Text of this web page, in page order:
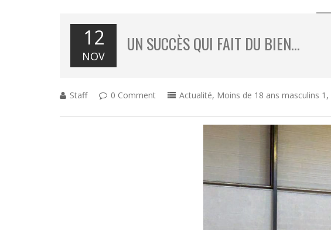
12
NOV
UN SUCCÈS QUI FAIT DU BIEN…
Staff 0 Comment Actualité, Moins de 18 ans masculins 1 ,